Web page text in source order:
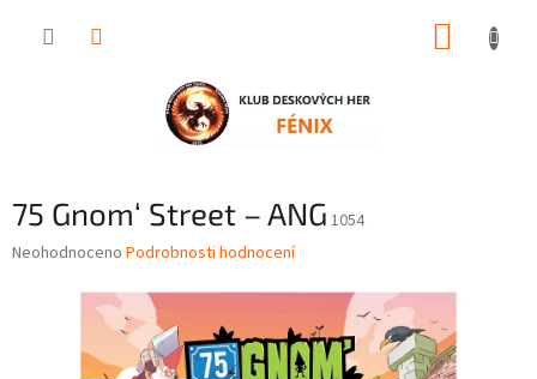
75 Gnom‘ Street – ANG 1054
Průměrné
Neohodnoceno Podrobnosti hodnocení